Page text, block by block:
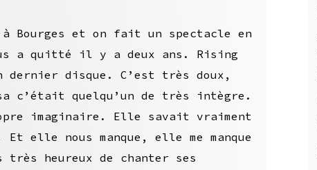
Bourges et on fait un spectacle en
a quitté il y a deux ans. Rising
disque. C’est très doux,
c’était quelqu’un de très intègre.
imaginaire. Elle savait vraiment
elle nous manque, elle me manque
très heureux de chanter ses